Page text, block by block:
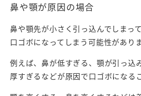
鼻や顎が原因の場合
鼻や顎先が小さく引っ込んでしまっ
口ゴボになってしまう可能性がありま
例えば、鼻が低すぎる、顎が引っ込
厚すぎるなどが原因で口ゴボになる